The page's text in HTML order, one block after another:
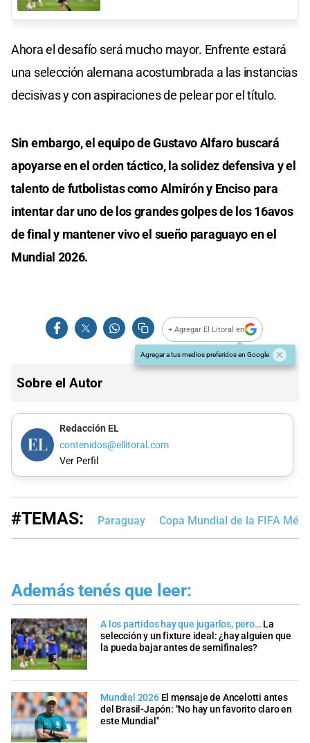
Ahora el desafío será mucho mayor. Enfrente estará
una selección alemana acostumbrada a las instancias
decisivas y con aspiraciones de pelear por el título.
Sin embargo, el equipo de Gustavo Alfaro buscará
apoyarse en el orden táctico, la solidez defensiva y el
talento de futbolistas como Almirón y Enciso para
intentar dar uno de los grandes golpes de los 16avos
de final y mantener vivo el sueño paraguayo en el
Mundial 2026.
+ Agregar El Litoral en
Agregar a tus medios preferidos en Google
Sobre el Autor
Redacción EL
contenidos@ellitoral.com
Ver Perfil
#TEMAS: Paraguay Copa Mundial de la FIFA
Además tenés que leer:
A los partidos hay que jugarlos, pero… La
selección y un fixture ideal: ¿hay alguien que
la pueda bajar antes de semifinales?
Mundial 2026 El mensaje de Ancelotti antes
del Brasil-Japón: "No hay un favorito claro en
este Mundial"